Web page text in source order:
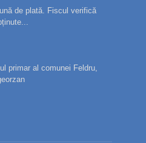
de plată. Fiscul verifică
primar al comunei Feldru,